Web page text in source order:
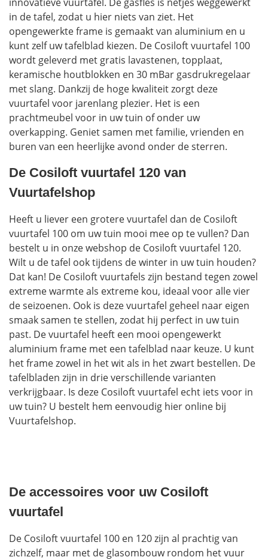
in de tafel, zodat u hier niets van ziet. Het
opengewerkte frame is gemaakt van aluminium en u
kunt zelf uw tafelblad kiezen. De Cosiloft vuurtafel 100
wordt geleverd met gratis lavastenen, topplaat,
keramische houtblokken en 30 mBar gasdrukregelaar
met slang. Dankzij de hoge kwaliteit zorgt deze
vuurtafel voor jarenlang plezier. Het is een
prachtmeubel voor in uw tuin of onder uw
overkapping. Geniet samen met familie, vrienden en
buren van een heerlijke avond onder de sterren.
De Cosiloft vuurtafel 120 van
Vuurtafelshop
Heeft u liever een grotere vuurtafel dan de Cosiloft
vuurtafel 100 om uw tuin mooi mee op te vullen? Dan
bestelt u in onze webshop de Cosiloft vuurtafel 120.
Wilt u de tafel ook tijdens de winter in uw tuin houden?
Dat kan! De Cosiloft vuurtafels zijn bestand tegen zowel
extreme warmte als extreme kou, ideaal voor alle vier
de seizoenen. Ook is deze vuurtafel geheel naar eigen
smaak samen te stellen, zodat hij perfect in uw tuin
past. De vuurtafel heeft een mooi opengewerkt
aluminium frame met een tafelblad naar keuze. U kunt
het frame zowel in het wit als in het zwart bestellen. De
tafelbladen zijn in drie verschillende varianten
verkrijgbaar. Is deze Cosiloft vuurtafel echt iets voor in
uw tuin? U bestelt hem eenvoudig hier online bij
Vuurtafelshop.
De accessoires voor uw Cosiloft
vuurtafel
De Cosiloft vuurtafel 100 en 120 zijn al prachtig van
zichzelf, maar met de glasombouw rondom het vuur